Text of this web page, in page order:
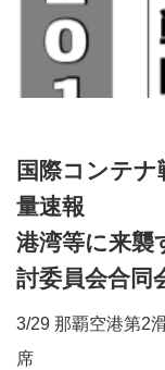
国際コンテ
量速報
港湾等に来襲
討委員会合同
3/29 那覇空港第2
席